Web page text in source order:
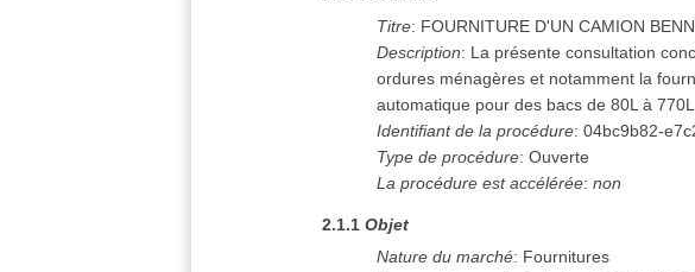
Titre: FOURNITURE D'UN CAMION
Description: La présente consultation
ordures ménagères et notamment la
automatique pour des bacs de 80L à
Identifiant de la procédure:04bc9b82-
Type de procédure:Ouverte
La procédure est accélérée:non
2.1.1Objet
Nature du marché: Fournitures